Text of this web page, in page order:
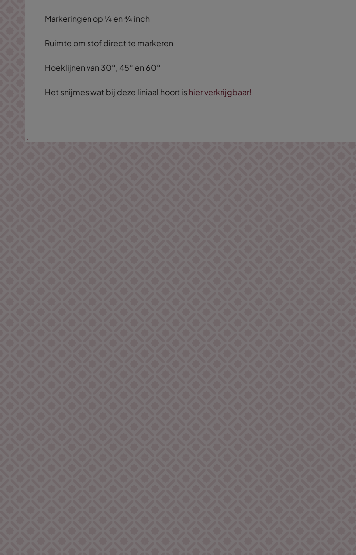
Markeringen op ¼ en ¾ inch
Ruimte om stof direct te markeren
Hoeklijnen van 30°, 45° en 60°
Het snijmes wat bij deze liniaal hoort is hier verkrijgbaar!